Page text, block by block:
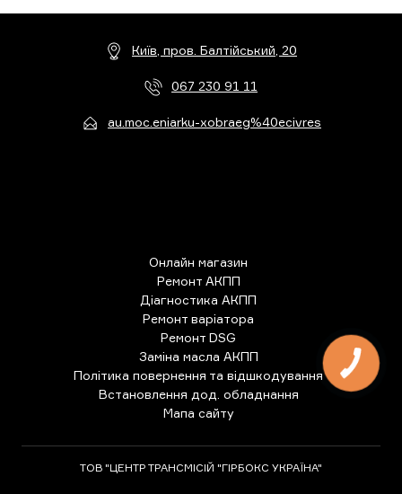
Київ, пров. Балтійський, 20
067 230 91 11
au.moc.eniarku-xobraeg%40ecivres
Онлайн магазин
Ремонт АКПП
Діагностика АКПП
Ремонт варіатора
Ремонт DSG
Заміна масла АКПП
Політика повернення та відшкодування
Встановлення дод. обладнання
Мапа сайту
ТОВ "ЦЕНТР ТРАНСМІСІЙ "ГІРБОКС УКРАЇНА"
КНОПКА
ЗВ'ЯЗКУ